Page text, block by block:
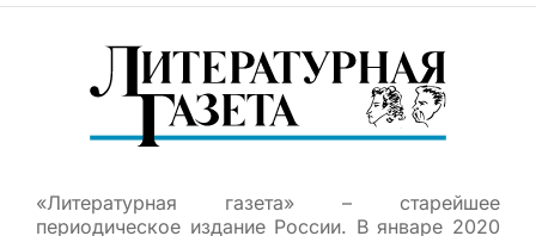
«Литературная газета» – старейшее
периодическое издание России. В январе 2020